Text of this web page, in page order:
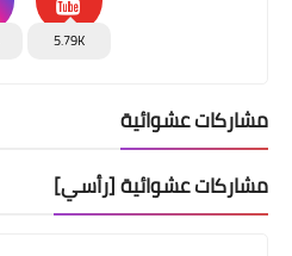
5.79K
مشاركات عشوائية
مشاركات عشوائية [رأسي]